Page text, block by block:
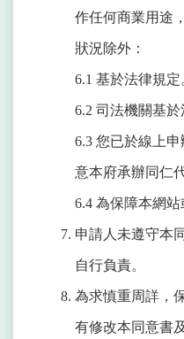
作任何商業用途
狀況除外：
6.1 基於法律規定
6.2 司法機關基於
6.3 您已於線上
意本府承辦同仁
6.4 為保障本網站
申請人未遵守本
自行負責。
為求慎重周詳，
有修改本同意書